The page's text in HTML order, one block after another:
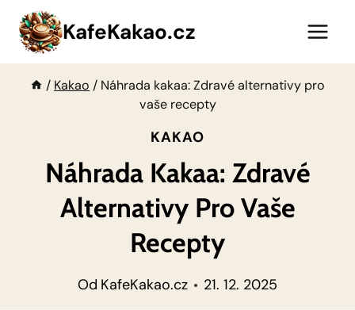
Přeskočit
obsah
KafeKakao.cz
/ Kakao / Náhrada kakaa: Zdravé alternativy pro
vaše recepty
KAKAO
Náhrada Kakaa: Zdravé
Alternativy Pro Vaše
Recepty
Od KafeKakao.cz 21. 12. 2025